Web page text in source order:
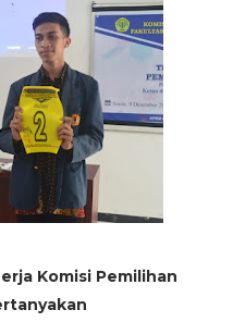
Komisi Pemilihan